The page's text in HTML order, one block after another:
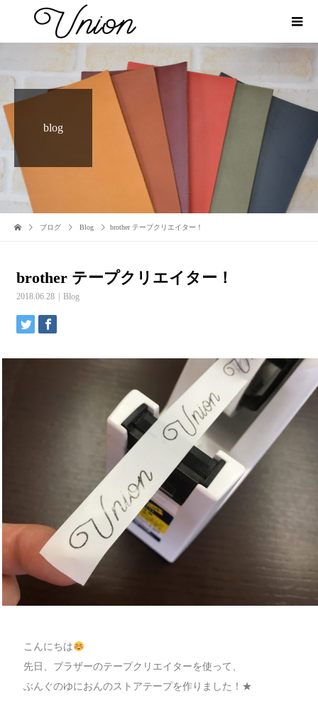
blog
ブログ Blog brother テープクリエイター！
brother テープクリエイター！
2018.06.28 Blog
こんにちは
先日、ブラザーのテープクリエイターを使って、
ぶんぐのゆにおんのストアテープを作りました！★